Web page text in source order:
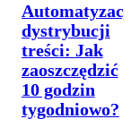
dystrybucji
treści: Jak
zaoszczędzić
10 godzin
tygodniowo?